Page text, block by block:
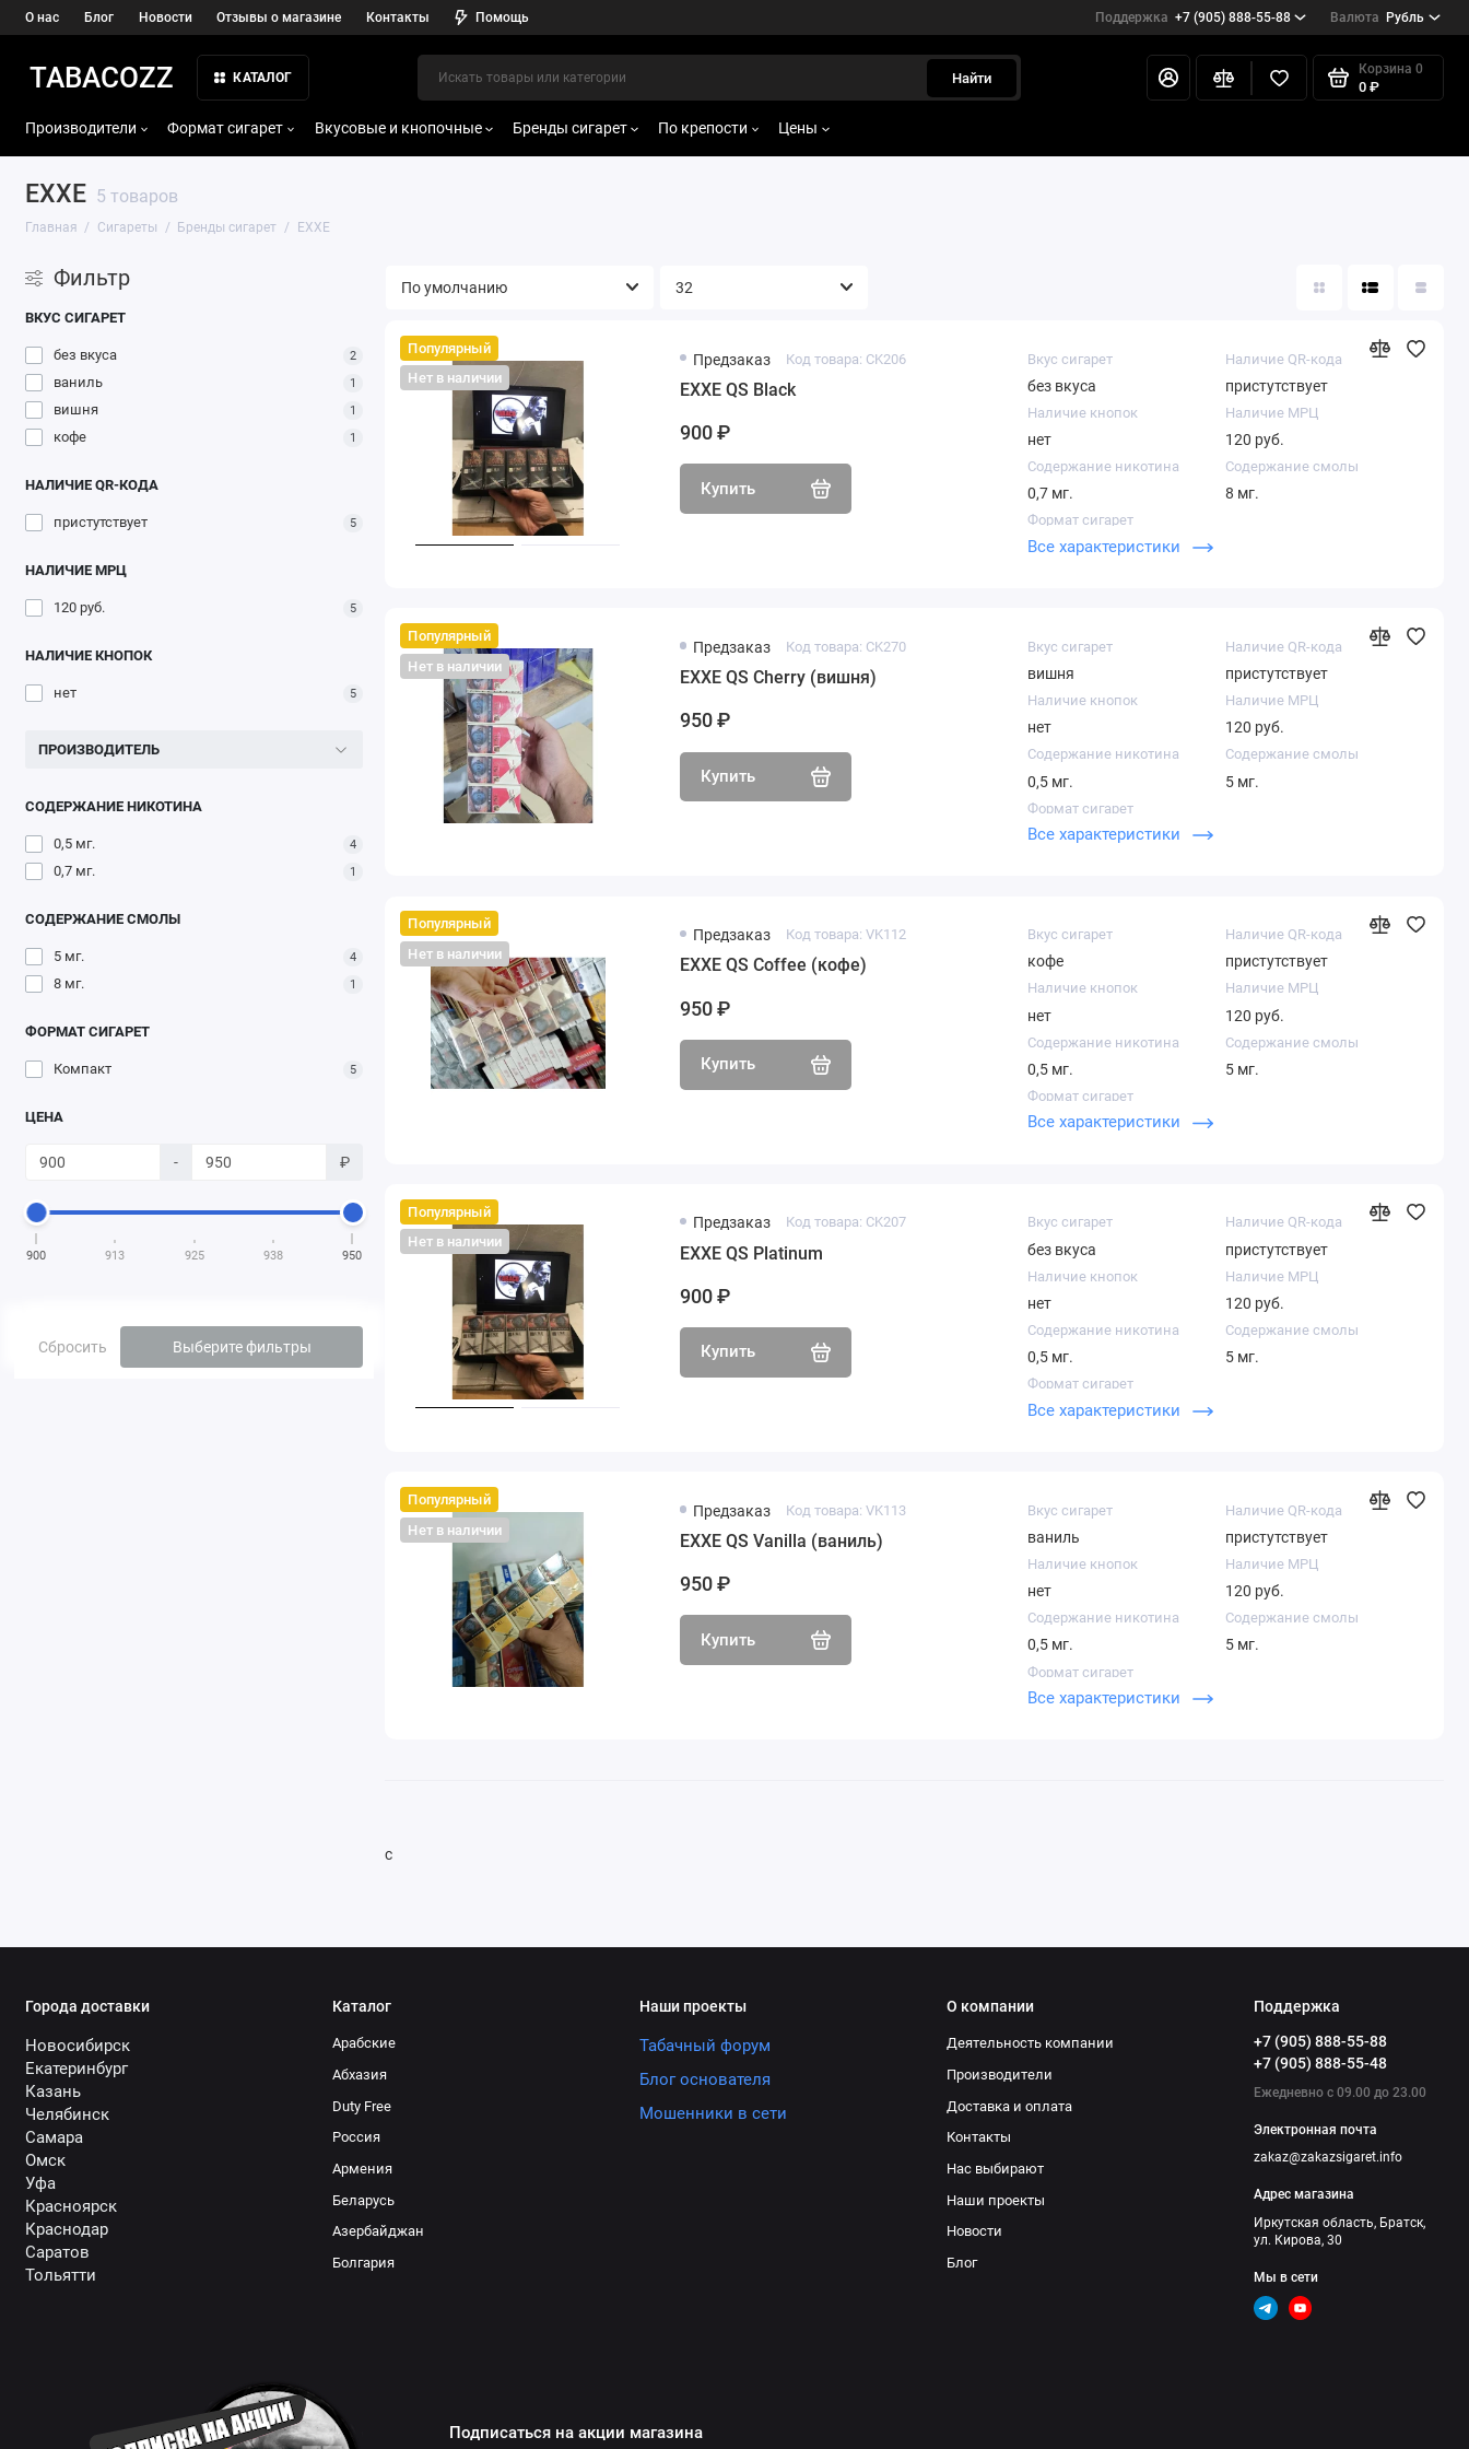
О нас Блог Новости Отзывы о магазине Контакты Помощь Поддержка +7 (905) 888-55-88 Валюта Рубль
TABACOZZ КАТАЛОГ Найти
Корзина 0
0 ₽
Производители Формат сигарет Вкусовые и кнопочные Бренды сигарет По крепости Цены
EXXE 5 товаров
Главная Сигареты Бренды сигарет EXXE
Фильтр
ВКУС СИГАРЕТ
без вкуса 2
ваниль 1
вишня 1
кофе 1
НАЛИЧИЕ QR-КОДА
пристутствует 5
НАЛИЧИЕ МРЦ
120 руб. 5
НАЛИЧИЕ КНОПОК
нет 5
ПРОИЗВОДИТЕЛЬ
СОДЕРЖАНИЕ НИКОТИНА
0,5 мг. 4
0,7 мг. 1
СОДЕРЖАНИЕ СМОЛЫ
5 мг. 4
8 мг. 1
ФОРМАТ СИГАРЕТ
Компакт 5
ЦЕНА
- ₽
900 913 925 938 950
Сбросить Выберите фильтры
Популярный
Нет в наличии
Предзаказ Код товара: CK206
EXXE QS Black
900 ₽
Купить
Вкус сигарет
без вкуса
Наличие QR-кода
пристутствует
Наличие кнопок
нет
Наличие МРЦ
120 руб.
Содержание никотина
0,7 мг.
Содержание смолы
8 мг.
Формат сигарет
Компакт
Все характеристики
Популярный
Нет в наличии
Предзаказ Код товара: CK270
EXXE QS Cherry (вишня)
950 ₽
Купить
Вкус сигарет
вишня
Наличие QR-кода
пристутствует
Наличие кнопок
нет
Наличие МРЦ
120 руб.
Содержание никотина
0,5 мг.
Содержание смолы
5 мг.
Формат сигарет
Компакт
Все характеристики
Популярный
Нет в наличии
Предзаказ Код товара: VK112
EXXE QS Coffee (кофе)
950 ₽
Купить
Вкус сигарет
кофе
Наличие QR-кода
пристутствует
Наличие кнопок
нет
Наличие МРЦ
120 руб.
Содержание никотина
0,5 мг.
Содержание смолы
5 мг.
Формат сигарет
Компакт
Все характеристики
Популярный
Нет в наличии
Предзаказ Код товара: CK207
EXXE QS Platinum
900 ₽
Купить
Вкус сигарет
без вкуса
Наличие QR-кода
пристутствует
Наличие кнопок
нет
Наличие МРЦ
120 руб.
Содержание никотина
0,5 мг.
Содержание смолы
5 мг.
Формат сигарет
Компакт
Все характеристики
Популярный
Нет в наличии
Предзаказ Код товара: VK113
EXXE QS Vanilla (ваниль)
950 ₽
Купить
Вкус сигарет
ваниль
Наличие QR-кода
пристутствует
Наличие кнопок
нет
Наличие МРЦ
120 руб.
Содержание никотина
0,5 мг.
Содержание смолы
5 мг.
Формат сигарет
Компакт
Все характеристики
с
Города доставки
Новосибирск
Екатеринбург
Казань
Челябинск
Самара
Омск
Уфа
Красноярск
Краснодар
Саратов
Тольятти
Каталог
Арабские
Абхазия
Duty Free
Россия
Армения
Беларусь
Азербайджан
Болгария
Наши проекты
Табачный форум
Блог основателя
Мошенники в сети
О компании
Деятельность компании
Производители
Доставка и оплата
Контакты
Нас выбирают
Наши проекты
Новости
Блог
Поддержка
+7 (905) 888-55-88
+7 (905) 888-55-48
Ежедневно с 09.00 до 23.00
Электронная почта
zakaz@zakazsigaret.info
Адрес магазина
Иркутская область, Братск,
ул. Кирова, 30
Мы в сети
Подписаться на акции магазина